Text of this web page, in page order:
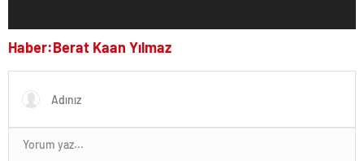
Haber:Berat Kaan Yılmaz